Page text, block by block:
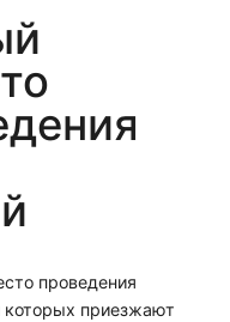
проведения
которых приезжают